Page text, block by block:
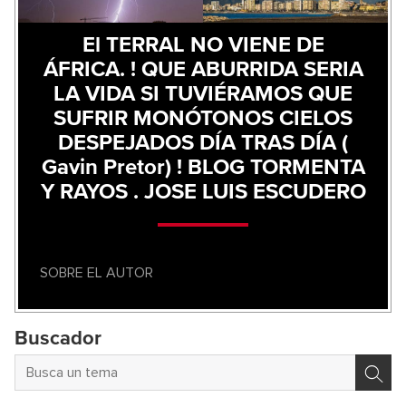
El TERRAL NO VIENE DE
ÁFRICA. ! QUE ABURRIDA SERIA
LA VIDA SI TUVIÉRAMOS QUE
SUFRIR MONÓTONOS CIELOS
DESPEJADOS DÍA TRAS DÍA (
Gavin Pretor) ! BLOG TORMENTA
Y RAYOS . JOSE LUIS ESCUDERO
SOBRE EL AUTOR
Buscador